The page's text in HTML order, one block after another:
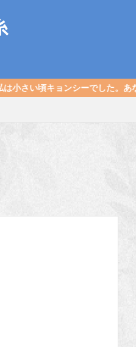
でした。あなたはなんでしたか？